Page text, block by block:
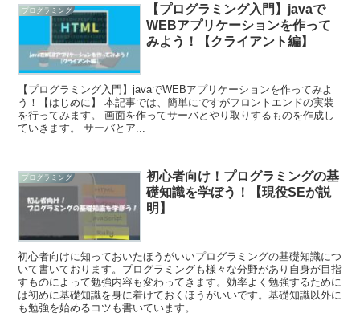
プログラミング
【プログラミング入門】javaで
WEBアプリケーションを作って
みよう！【クライアント編】
【プログラミング入門】javaでWEBアプリケーションを作ってみよ
う！【はじめに】 本記事では、簡単にですがフロントエンドの実装
を行ってみます。 画面を作ってサーバとやり取りするものを作成し
ていきます。 サーバとア...
プログラミング
初心者向け！プログラミングの基
礎知識を学ぼう！【現役SEが説
明】
初心者向けに知っておいたほうがいいプログラミングの基礎知識につ
いて書いております。プログラミングも様々な分野があり自身が目指
すものによって勉強内容も変わってきます。効率よく勉強するために
は初めに基礎知識を身に着けておくほうがいいです。基礎知識以外に
も勉強を始めるコツも書いています。